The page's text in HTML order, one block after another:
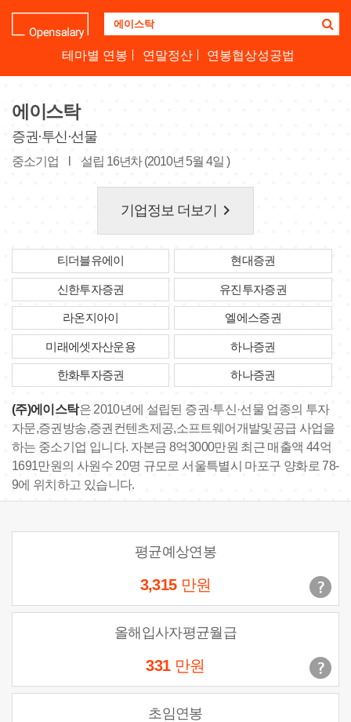
업
명
테마별 연봉 연말정산 연봉협상성공법
에이스탁
증권·투신·선물
중소기업 설립 16년차 (2010년 5월 4일 )
기업정보 더보기 keyboard_arrow_right
티더블유에이 현대증권
신한투자증권 유진투자증권
라온지아이 엘에스증권
미래에셋자산운용 하나증권
한화투자증권 하나증권
(주)에이스탁은 2010년에 설립된 증권·투신·선물 업종의 투자
자문,증권방송,증권컨텐츠제공,소프트웨어개발및공급 사업을
하는 중소기업 입니다. 자본금 8억3000만원 최근 매출액 44억
1691만원의 사원수 20명 규모로 서울특별시 마포구 양화로 78-
9에 위치하고 있습니다.
평균예상연봉
3,315 만원
올해입사자평균월급
331 만원
초임연봉